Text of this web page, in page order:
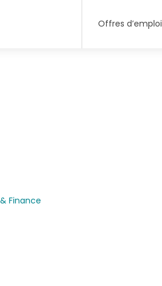
Finance
Offres d’emploi